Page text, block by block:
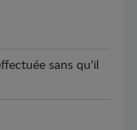
sans qu'il